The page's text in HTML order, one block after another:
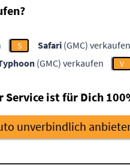
S Safari (GMC) verkaufen
(GMC) verkaufen V
Service ist für Dich
unverbindlich